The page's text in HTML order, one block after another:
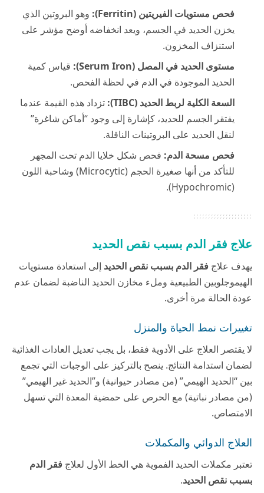
فحص مستويات الفيريتين (Ferritin):
وهو البروتين الذي
يخزن الحديد في الجسم، ويعد انخفاضه أوضح مؤشر على
استنزاف المخزون.
مستوى الحديد في المصل (Serum Iron):
قياس كمية
الحديد الموجودة في الدم في لحظة الفحص.
السعة الكلية لربط الحديد (TIBC):
تزداد هذه القيمة عندما
يفتقر الجسم للحديد، كإشارة إلى وجود “أماكن شاغرة”
لنقل الحديد على البروتينات الناقلة.
فحص مسحة الدم: فحص شكل خلايا الدم تحت المجهر
للتأكد من أنها صغيرة الحجم (Microcytic) وشاحبة اللون
(Hypochromic).
علاج فقر الدم بسبب نقص الحديد
يهدف علاج فقر الدم بسبب نقص الحديد إلى استعادة مستويات
الهيموجلوبين الطبيعية وملء مخازن الحديد الناضبة لضمان عدم
عودة الحالة مرة أخرى.
تغييرات نمط الحياة والمنزل
لا يقتصر العلاج على الأدوية فقط، بل يجب تعديل العادات الغذائية
لضمان استدامة النتائج. ينصح بالتركيز على الوجبات التي تجمع
بين “الحديد الهيمي” (من مصادر حيوانية) و”الحديد غير الهيمي”
(من مصادر نباتية) مع الحرص على حمضية المعدة التي تسهل
الامتصاص.
العلاج الدوائي والمكملات
تعتبر مكملات الحديد الفموية هي الخط الأول لعلاج فقر الدم
بسبب نقص الحديد.